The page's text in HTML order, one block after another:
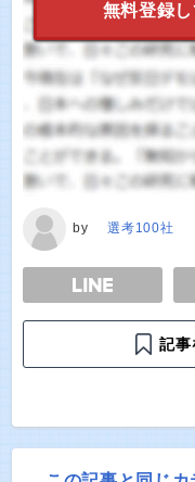
無料登録
by 選考100社
TWEET
記事